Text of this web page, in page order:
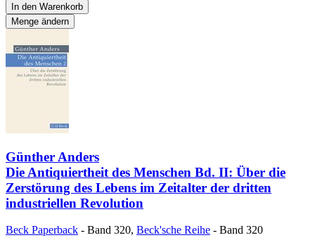
In den Warenkorb
Menge ändern
Günther Anders
Die Antiquiertheit des Menschen Bd. II: Über die
Zerstörung des Lebens im Zeitalter der dritten
industriellen Revolution
Beck Paperback - Band 320, Beck'sche Reihe - Band 320